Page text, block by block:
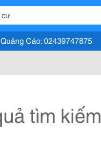
Cáo: 02439747875
tìm kiếm